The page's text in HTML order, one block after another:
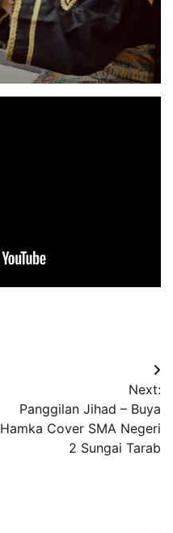
Next:
Panggilan Jihad – Buya
Hamka Cover SMA Negeri
2 Sungai Tarab